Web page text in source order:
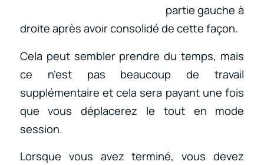
partie gauche à
droite après avoir consolidé de cette façon.
Cela peut sembler prendre du temps, mais
ce n’est pas beaucoup de travail
supplémentaire et cela sera payant une fois
que vous déplacerez le tout en mode
session.
Lorsque vous avez terminé, vous devez